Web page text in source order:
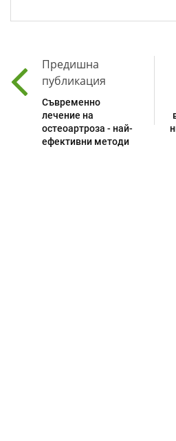
Предишна
публикация
Съвременно
лечение на
остеоартроза - най-
ефективни методи